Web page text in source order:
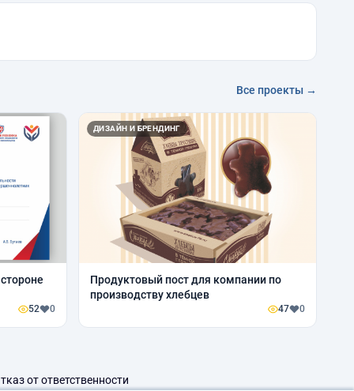
Все проекты →
52 0
ДИЗАЙН И БРЕНДИНГ
Продуктовый пост для компании по
производству хлебцев
47 0
от ответственности